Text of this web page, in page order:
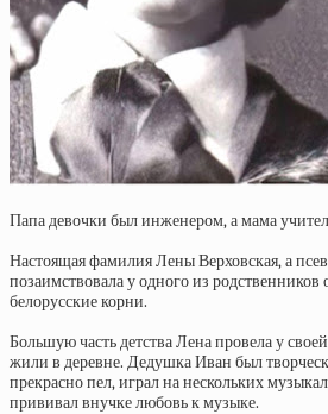
Папа девочки был инженером, а мама
Настоящая фамилия Лены Верховская, а
позаимствовала у одного из родственников
белорусские корни.
Большую часть детства Лена провела у
жили в деревне. Дедушка Иван был
прекрасно пел, играл на нескольких
прививал внучке любовь к музыке.